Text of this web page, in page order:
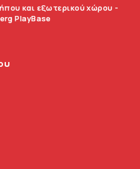
και εξωτερικού χώρου -
PlayBase